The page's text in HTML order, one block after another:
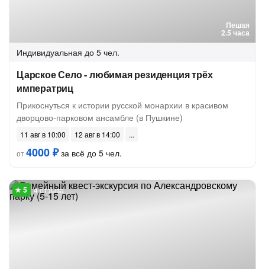
Пешая
2.5 часа
Индивидуальная до 5 чел.
Царское Село - любимая резиденция трёх
императриц
Прикоснуться к истории русской монархии в красивом
дворцово-парковом ансамбле (в Пушкине)
11 авг в 10:00
12 авг в 14:00
от4000 ₽за всё до 5 чел.
4 отзыва